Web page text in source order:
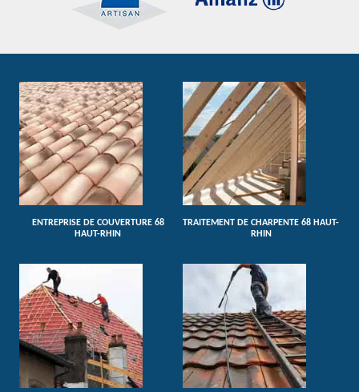
ENTREPRISE DE COUVERTURE 68
HAUT-RHIN
TRAITEMENT DE CHARPENTE 68 HAUT-
RHIN